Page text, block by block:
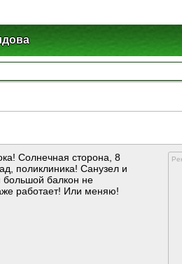
Солнечная сторона, 8
поликлиника! Санузел и
большой балкон не
работает! Или меняю!